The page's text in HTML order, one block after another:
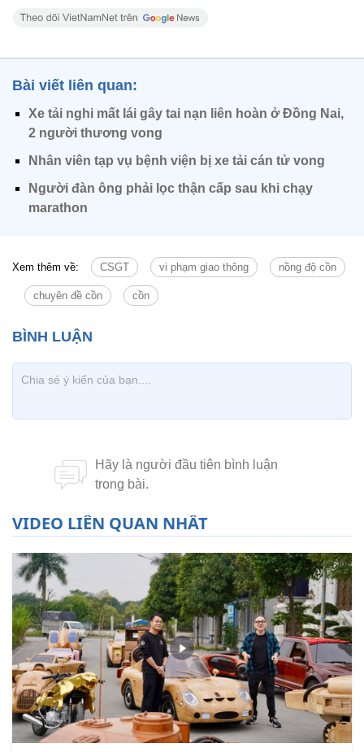
Bài viết liên quan:
Xe tải nghi mất lái gây tai nạn liên hoàn ở Đồng Nai,
2 người thương vong
Nhân viên tạp vụ bệnh viện bị xe tải cán tử vong
Người đàn ông phải lọc thận cấp sau khi chạy
marathon
Xem thêm về: CSGT vi phạm giao thông nồng độ cồn
chuyên đề cồn cồn
VIDEO LIÊN QUAN NHẤT